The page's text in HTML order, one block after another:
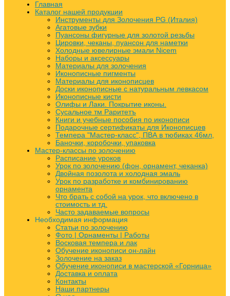
Главная
Каталог нашей продукции
Инструменты для Золочения PG (Италия)
Агатовые зубки
Пуансоны фигурные для золотой резьбы
Цировки, чеканы, пуансон для наметки
Холодные ювелирные эмали Nicem
Наборы и аксессуары
Материалы для золочения
Иконописные пигменты
Материалы для иконописцев
Доски иконописные с натуральным левкасом
Иконописные кисти
Олифы и Лаки. Покрытие иконы.
Сусальное тм Раритетъ
Книги и учебные пособия по иконописи
Подарочные сертификаты для Иконописцев
Темпера "Мастер-класс", ПВА в тюбиках 46мл,
Баночки, коробочки, упаковка
Мастер-классы по золочению
Расписание уроков
Урок по золочению (фон, орнамент, чеканка)
Двойная позолота и холодная эмаль
Урок по разработке и комбинированию
орнамента
Что брать с собой на урок, что включено в
стоимость и тд.
Часто задаваемые вопросы
Необходимая информация
Статьи по золочению
Фото | Орнаменты | Работы
Восковая темпера и лак
Обучение иконописи он-лайн
Золочение на заказ
Обучение иконописи в мастерской «Горница»
Доставка и оплата
Контакты
Наши партнеры